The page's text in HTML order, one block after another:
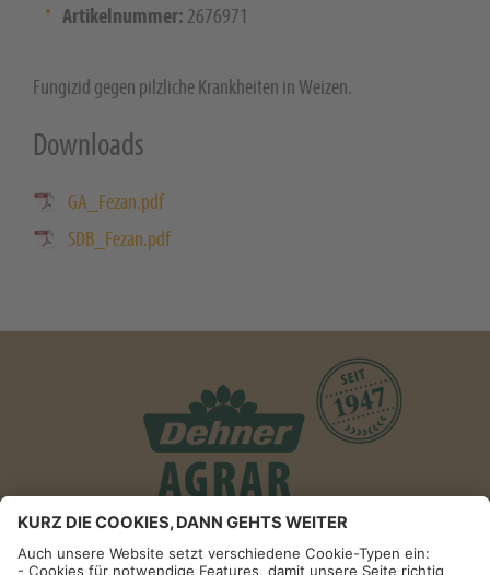
Artikelnummer: 2676971
Fungizid gegen pilzliche Krankheiten in Weizen.
Downloads
GA_Fezan.pdf
SDB_Fezan.pdf